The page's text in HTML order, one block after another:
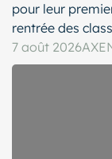
pour leur
rentrée des
7 août 2026